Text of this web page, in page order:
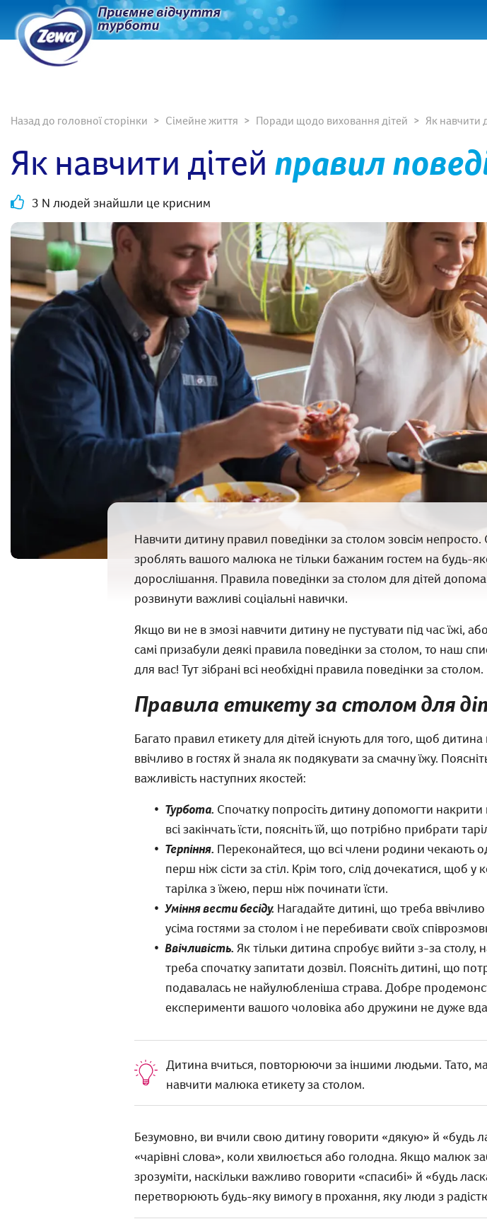
Назад до головної сторінки Сімейне життя Поради щодо виховання дітей Як навчити
Як навчити дітей правил
3 N людей знайшли це крисним
Навчити дитину правил поведінки за столом зовсім
зроблять вашого малюка не тільки бажаним гостем на будь-
дорослішання. Правила поведінки за столом для дітей
розвинути важливі соціальні навички.
Якщо ви не в змозі навчити дитину не пустувати під час їжі,
самі призабули деякі правила поведінки за столом, то наш
для вас! Тут зібрані всі необхідні правила поведінки за столом.
Правила етикету за столом для
Багато правил етикету для дітей існують для того, щоб
ввічливо в гостях й знала як подякувати за смачну їжу.
важливість наступних якостей:
Турбота. Спочатку попросіть дитину допомогти накрити
всі закінчать їсти, поясніть їй, що потрібно прибрати
Терпіння. Переконайтеся, що всі члени родини чекають
перш ніж сісти за стіл. Крім того, слід дочекатися, щоб у
тарілка з їжею, перш ніж починати їсти.
Уміння вести бесіду. Нагадайте дитині, що треба
усіма гостями за столом і не перебивати своїх
Ввічливість. Як тільки дитина спробує вийти з-за столу,
треба спочатку запитати дозвіл. Поясніть дитині, що
подавалась не найулюбленіша страва. Добре
експерименти вашого чоловіка або дружини не дуже
Дитина вчиться, повторюючи за іншими людьми. Тато,
навчити малюка етикету за столом.
Безумовно, ви вчили свою дитину говорити «дякую» й «будь
«чарівні слова», коли хвилюється або голодна. Якщо малюк
зрозуміти, наскільки важливо говорити «спасибі» й «будь
перетворюють будь-яку вимогу в прохання, яку люди з